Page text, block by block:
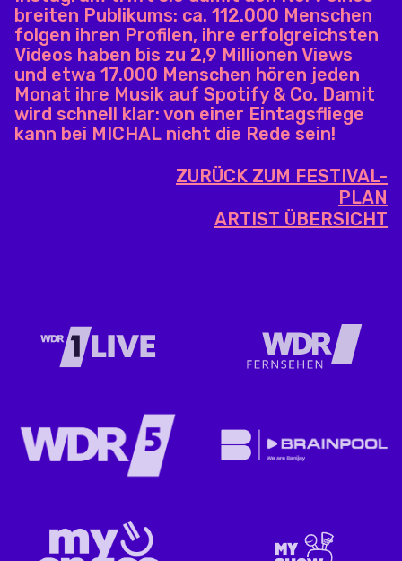
breiten Publikums: ca. 112.000 Menschen
folgen ihren Profilen, ihre erfolgreichsten
Videos haben bis zu 2,9 Millionen Views
und etwa 17.000 Menschen hören jeden
Monat ihre Musik auf Spotify & Co. Damit
wird schnell klar: von einer Eintagsfliege
kann bei MICHAL nicht die Rede sein!
ZURÜCK ZUM FESTIVAL-
PLAN
ARTIST ÜBERSICHT